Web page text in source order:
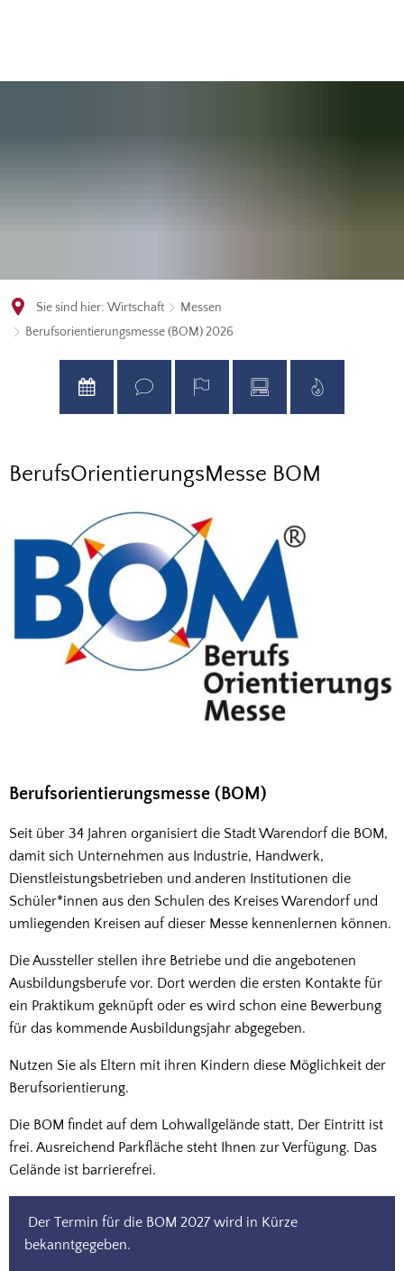
Sie sind hier: Wirtschaft
Messen
Berufsorientierungsmesse (BOM) 2026
Berufsorientierungsmesse
2026
BerufsOrientierungsMesse BOM
Berufsorientierungsmesse (BOM)
Seit über 34 Jahren organisiert die Stadt Warendorf die BOM,
damit sich Unternehmen aus Industrie, Handwerk,
Dienstleistungsbetrieben und anderen Institutionen die
Schüler*innen aus den Schulen des Kreises Warendorf und
umliegenden Kreisen auf dieser Messe kennenlernen können.
Die Aussteller stellen ihre Betriebe und die angebotenen
Ausbildungsberufe vor. Dort werden die ersten Kontakte für
ein Praktikum geknüpft oder es wird schon eine Bewerbung
für das kommende Ausbildungsjahr abgegeben.
Nutzen Sie als Eltern mit ihren Kindern diese Möglichkeit der
Berufsorientierung.
Die BOM findet auf dem Lohwallgelände statt, Der Eintritt ist
frei. Ausreichend Parkfläche steht Ihnen zur Verfügung. Das
Gelände ist barrierefrei.
Der Termin für die BOM 2027 wird in Kürze
bekanntgegeben.